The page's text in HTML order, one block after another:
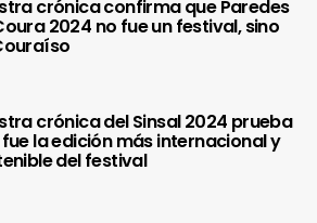
crónica confirma que Paredes
2024 no fue un festival, sino
crónica del Sinsal 2024 prueba
la edición más internacional y
del festival